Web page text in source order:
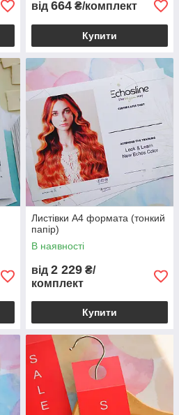
від 664 ₴/комплект
Купити
Листівки А4 формата (тонкий
папір)
В наявності
від 2 229 ₴/
комплект
Купити